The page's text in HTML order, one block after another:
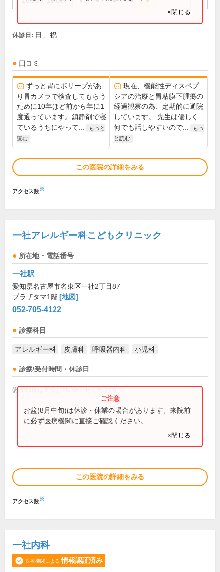
×閉じる
休診日: 日、祝
口コミ
ずっと胃にポリープがあ
り胃カメラで検査してもらう
ために10年ほど前から年に1
度通っています。鎮静剤で寝
ているうちにやって...
もっと
読む
現在、機能性ディスペプ
シアの治療と胃粘膜下腫瘍の
経過観察の為、定期的に通院
しています。 先生は優しく
何でも話しやすいので...
もっ
と読む
この医院の詳細をみる
アクセス数※
一社アレルギー科こどもクリニック
所在地・電話番号
一社駅
愛知県名古屋市名東区一社2丁目87
プラザタマ1階 [地図]
052-705-4122
診療科目
アレルギー科 皮膚科 呼吸器内科 小児科
診療/受付時間・休診日
(診療時間は直接お問い合わせください)
お盆(8月中旬)は休診・休業の場合があります。来院前
に必ず医療機関に直接ご確認ください。
×閉じる
この医院の詳細をみる
アクセス数※
一社内科
医療機関による 情報認証済み